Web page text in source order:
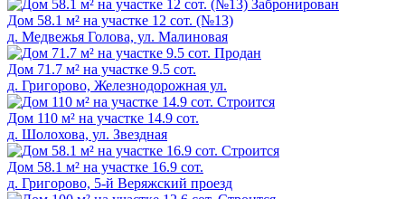
Забронирован
Дом 58.1 м² на участке 12 сот. (№13)
д. Медвежья Голова, ул. Малиновая
Продан
Дом 71.7 м² на участке 9.5 сот.
д. Григорово, Железнодорожная ул.
Cтроится
Дом 110 м² на участке 14.9 сот.
д. Шолохова, ул. Звездная
Cтроится
Дом 58.1 м² на участке 16.9 сот.
д. Григорово, 5-й Веряжский проезд